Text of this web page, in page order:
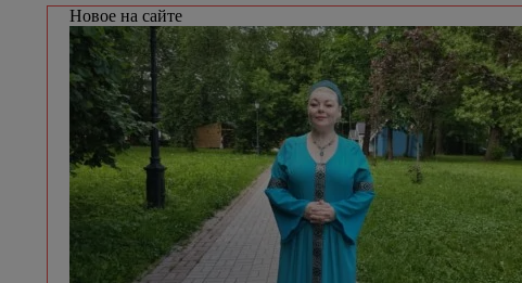
Новое на сайте